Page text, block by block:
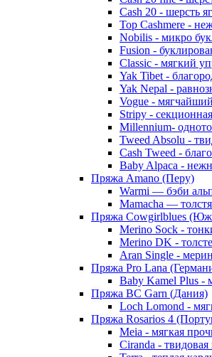
Cash 20 - шерсть
Top Cashmere -
Nobilis - микро
Fusion -
Classic - мягкий
Yak Tibet -
Yak Nepal -
Vogue -
Stripy -
Millennium-
Tweed Absolu -
Cash Tweed -
Baby Alpaca -
Пряжа Amano (Перу)
Warmi — бэби
Mamacha —
Пряжа Cowgirlblues
Merino Sock -
Merino DK -
Aran Single -
Пряжа Pro Lana
Baby Kamel Plus -
Пряжа BC Garn (Дания)
Loch Lomond -
Пряжа Rosarios 4
Meia - мягкая
Ciranda -